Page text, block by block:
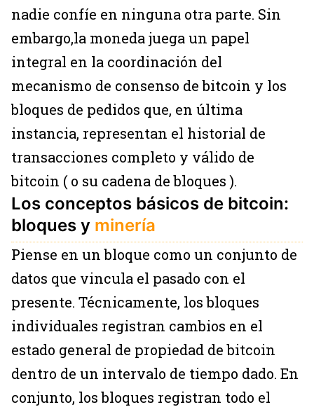
nadie confíe en ninguna otra parte. Sin
embargo,la moneda juega un papel
integral en la coordinación del
mecanismo de consenso de bitcoin y los
bloques de pedidos que, en última
instancia, representan el historial de
transacciones completo y válido de
bitcoin ( o su cadena de bloques ).
Los conceptos básicos de bitcoin:
bloques y minería
Piense en un bloque como un conjunto de
datos que vincula el pasado con el
presente. Técnicamente, los bloques
individuales registran cambios en el
estado general de propiedad de bitcoin
dentro de un intervalo de tiempo dado. En
conjunto, los bloques registran todo el